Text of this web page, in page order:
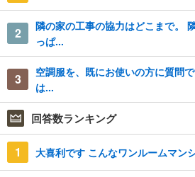
2
隣の家の工事の協力はどこまで。
っぱ...
3
空調服を、既にお使いの方に質問
は...
回答数ランキング
1 大喜利です こんなワンルームマン